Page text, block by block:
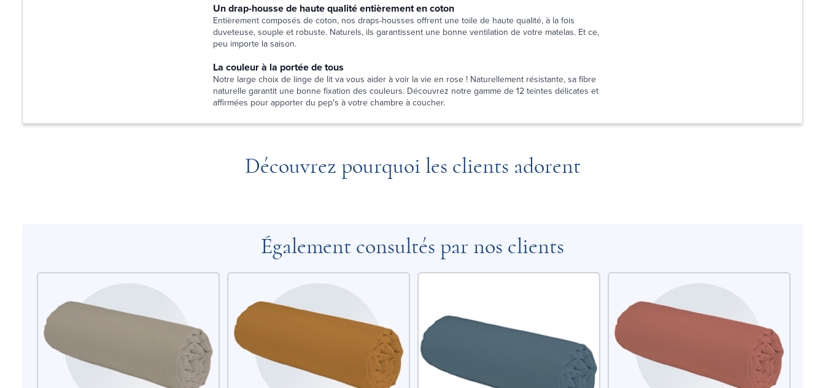
Un drap-housse de haute qualité entièrement en coton
Entièrement composés de coton, nos draps-housses offrent une toile de haute qualité, à la fois
duveteuse, souple et robuste. Naturels, ils garantissent une bonne ventilation de votre matelas. Et ce,
peu importe la saison.
La couleur à la portée de tous
Notre large choix de linge de lit va vous aider à voir la vie en rose ! Naturellement résistante, sa fibre
naturelle garantit une bonne fixation des couleurs. Découvrez notre gamme de 12 teintes délicates et
affirmées pour apporter du pep's à votre chambre à coucher.
Découvrez pourquoi les clients adorent
Également consultés par nos clients